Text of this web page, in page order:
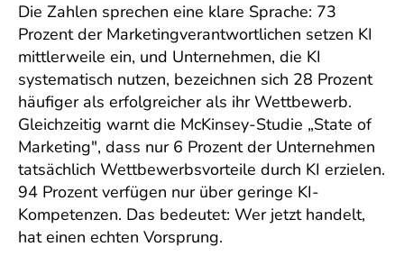
Die Zahlen sprechen eine klare Sprache: 73
Prozent der Marketingverantwortlichen setzen KI
mittlerweile ein, und Unternehmen, die KI
systematisch nutzen, bezeichnen sich 28 Prozent
häufiger als erfolgreicher als ihr Wettbewerb.
Gleichzeitig warnt die McKinsey-Studie „State of
Marketing", dass nur 6 Prozent der Unternehmen
tatsächlich Wettbewerbsvorteile durch KI erzielen.
94 Prozent verfügen nur über geringe KI-
Kompetenzen. Das bedeutet: Wer jetzt handelt,
hat einen echten Vorsprung.